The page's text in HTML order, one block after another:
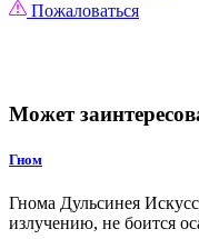
Пожаловаться
Может
Гном
Гнома Дульсинея
излучению, не боится